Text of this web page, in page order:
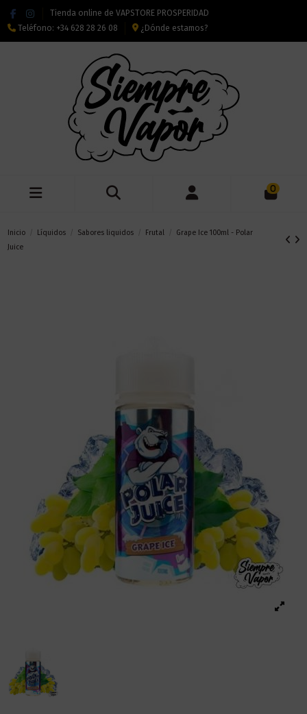
Tienda online de VAPSTORE PROSPERIDAD
Teléfono: +34 628 28 26 08 ¿Dónde estamos?
0
Inicio Líquidos Sabores liquidos Frutal
Grape Ice 100ml - Polar
Juice